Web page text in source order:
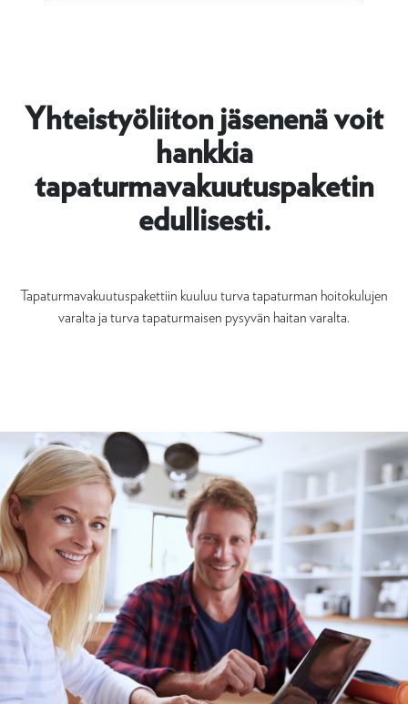
Yhteistyöliiton jäsenenä voit
hankkia
tapaturmavakuutuspaketin
edullisesti.
Tapaturmavakuutuspakettiin kuuluu turva tapaturman hoitokulujen
varalta ja turva tapaturmaisen pysyvän haitan varalta.